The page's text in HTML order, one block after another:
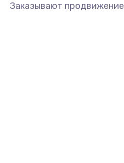
Заказывают продвижение